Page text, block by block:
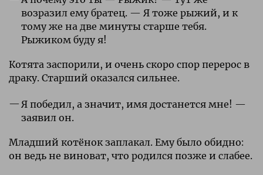
возразил ему братец. — Я тоже рыжий, и к
тому же на две минуты старше тебя.
Рыжиком буду я!
Котята заспорили, и очень скоро спор перерос в
драку. Старший оказался сильнее.
Я победил, а значит, имя достанется мне! —
заявил он.
Младший котёнок заплакал. Ему было обидно:
он ведь не виноват, что родился позже и слабее.